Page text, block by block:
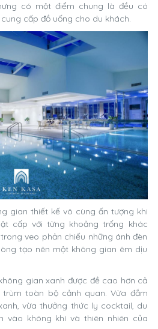
có một điểm chung là đều có
cấp đồ uống cho du khách.
gian thiết kế vô cùng ấn tượng khi
cấp với từng khoảng trống khác
veo phản chiếu những ánh đèn
tạo nên một không gian êm dịu
gian xanh được đề cao hơn cả
toàn bộ cảnh quan. Vừa đắm
vừa thưởng thức ly cocktail, du
vào không khí và thiên nhiên của